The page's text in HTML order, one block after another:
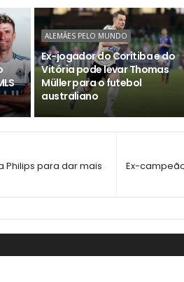
ALEMÃES PELO MUNDO
Ex-jogador do Coritiba e do
Vitória pode levar Thomas
Müller para o futebol
australiano
Ex-
Philips para dar mais